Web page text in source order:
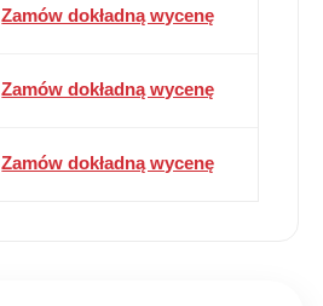
Zamów dokładną wycenę
Zamów dokładną wycenę
Zamów dokładną wycenę